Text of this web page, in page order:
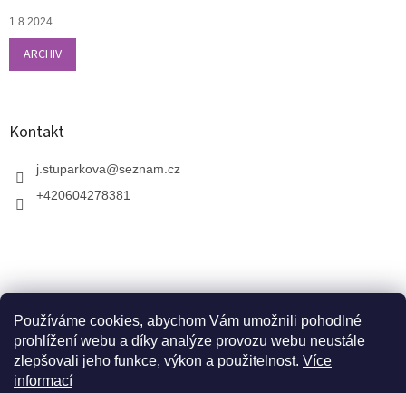
Používáme cookies, abychom Vám umožnili pohodlné
prohlížení webu a díky analýze provozu webu neustále
zlepšovali jeho funkce, výkon a použitelnost. Více
informacíV zahradnictví je možné osobně vybírat stromy a
1.8.2024
ARCHIV
Kontakt
j.stuparkova@seznam.cz
+420604278381